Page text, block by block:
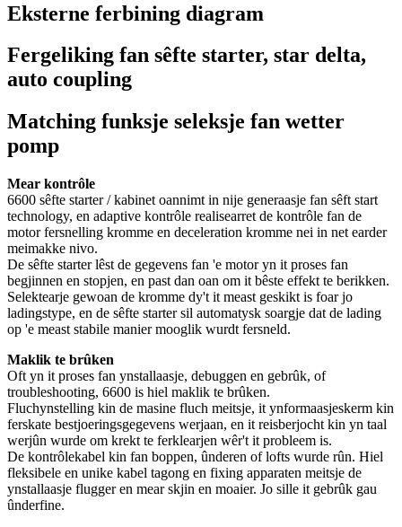
Eksterne ferbining diagram
Fergeliking fan sêfte starter, star delta,
auto coupling
Matching funksje seleksje fan wetter
pomp
Mear kontrôle
6600 sêfte starter / kabinet oannimt in nije generaasje fan sêft start
technology, en adaptive kontrôle realisearret de kontrôle fan de
motor fersnelling kromme en deceleration kromme nei in net earder
meimakke nivo.
De sêfte starter lêst de gegevens fan 'e motor yn it proses fan
begjinnen en stopjen, en past dan oan om it bêste effekt te berikken.
Selektearje gewoan de kromme dy't it meast geskikt is foar jo
ladingstype, en de sêfte starter sil automatysk soargje dat de lading
op 'e meast stabile manier mooglik wurdt fersneld.
Maklik te brûken
Oft yn it proses fan ynstallaasje, debuggen en gebrûk, of
troubleshooting, 6600 is hiel maklik te brûken.
Fluchynstelling kin de masine fluch meitsje, it ynformaasjeskerm kin
ferskate bestjoeringsgegevens werjaan, en it reisberjocht kin yn taal
werjûn wurde om krekt te ferklearjen wêr't it probleem is.
De kontrôlekabel kin fan boppen, ûnderen of lofts wurde rûn. Hiel
fleksibele en unike kabel tagong en fixing apparaten meitsje de
ynstallaasje flugger en mear skjin en moaier. Jo sille it gebrûk gau
ûnderfine.